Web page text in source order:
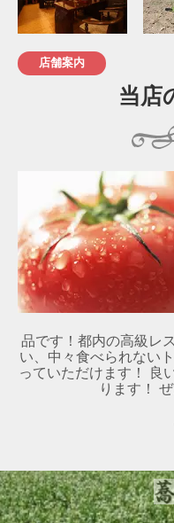
店舗案内
当店
品です！都内の高級レ
い、中々食べられない
っていただけます！ 良
ります！